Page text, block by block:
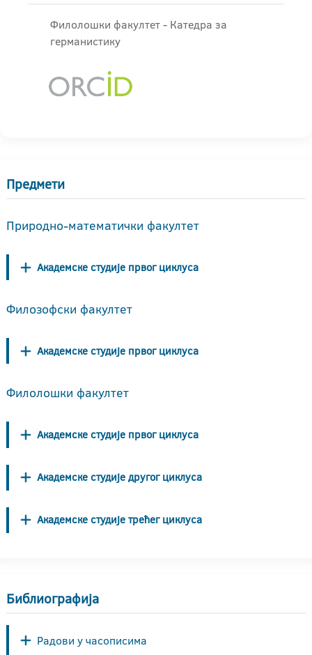
Филолошки факултет - Катедра за
германистику
Предмети
Природно-математички факултет
Академске студије првог циклуса
Филозофски факултет
Академске студије првог циклуса
Филолошки факултет
Академске студије првог циклуса
Академске студије другог циклуса
Академске студије трећег циклуса
Библиографија
Радови у часописима